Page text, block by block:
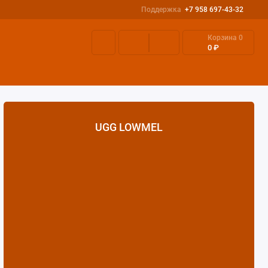
Поддержка +7 958 697-43-32
Корзина 0
0 ₽
UGG LOWMEL